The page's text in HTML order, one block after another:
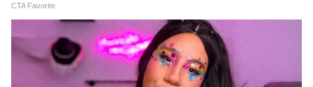
Image Credit :